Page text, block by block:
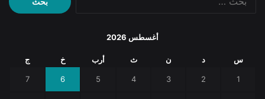
عن:
أغسطس 2026
س د ن ث أرب خ ج
1
2
3
4
5
6
7